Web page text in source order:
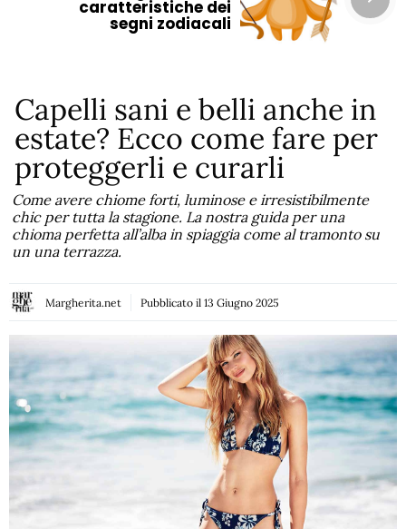
caratteristiche dei
segni zodiacali
Capelli sani e belli anche in
estate? Ecco come fare per
proteggerli e curarli
Come avere chiome forti, luminose e irresistibilmente
chic per tutta la stagione. La nostra guida per una
chioma perfetta all’alba in spiaggia come al tramonto su
un una terrazza.
Margherita.net Pubblicato il 13 Giugno 2025